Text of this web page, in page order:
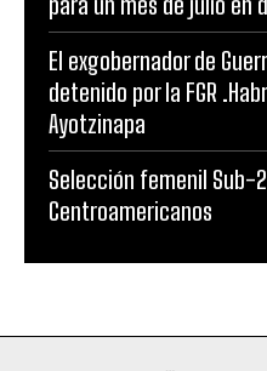
El exgobernador de
detenido por la FGR
Ayotzinapa
Selección femenil Sub-
Centroamericanos